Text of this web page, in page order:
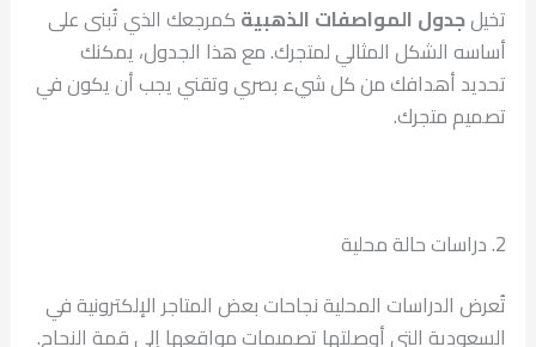
تخيلجدول المواصفات الذهبية كمرجعك الذي تُبنى على
أساسه الشكل المثالي لمتجرك. مع هذا الجدول، يمكنك
تحديد أهدافك من كل شيء بصري وتقني يجب أن يكون في
تصميم متجرك.
2. دراسات حالة محلية
تُعرض الدراسات المحلية نجاحات بعض المتاجر الإلكترونية في
السعودية التي أوصلتها تصميمات مواقعها إلى قمة النجاح.